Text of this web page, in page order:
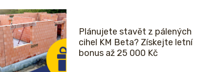
Plánujete stavět z pálených
cihel KM Beta? Získejte letní
bonus až 25 000 Kč